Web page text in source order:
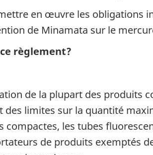
en œuvre les obligations
de Minamata sur le
règlement?
de la plupart des produits
limites sur la quantité
les tubes
de produits exemptés